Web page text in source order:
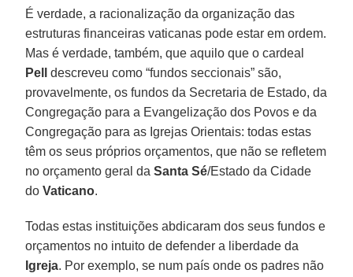
É verdade, a racionalização da organização das
estruturas financeiras vaticanas pode estar em ordem.
Mas é verdade, também, que aquilo que o cardeal
Pell
descreveu como “fundos seccionais” são,
provavelmente, os fundos da Secretaria de Estado, da
Congregação para a Evangelização dos Povos e da
Congregação para as Igrejas Orientais: todas estas
têm os seus próprios orçamentos, que não se refletem
no orçamento geral daSanta Sé/Estado da Cidade
doVaticano.
Todas estas instituições abdicaram dos seus fundos e
orçamentos no intuito de defender a liberdade da
Igreja. Por exemplo, se num país onde os padres não